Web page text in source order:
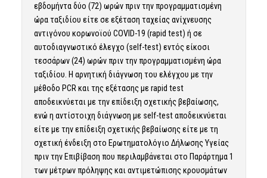
εβδομήντα δύο (72) ωρών πριν την προγραμματισμένη
ώρα ταξιδίου είτε σε εξέταση ταχείας ανίχνευσης
αντιγόνου κορωνοϊού COVID-19 (rapid test) ή σε
αυτοδιαγνωστικό έλεγχο (self-test) εντός είκοσι
τεσσάρων (24) ωρών πριν την προγραμματισμένη ώρα
ταξιδίου. Η αρνητική διάγνωση του ελέγχου με την
μέθοδο PCR και της εξέτασης με rapid test
αποδεικνύεται με την επίδειξη σχετικής βεβαίωσης,
ενώ η αντίστοιχη διάγνωση με self-test αποδεικνύεται
είτε με την επίδειξη σχετικής βεβαίωσης είτε με τη
σχετική ένδειξη στο Ερωτηματολόγιο Δήλωσης Υγείας
πριν την Επιβίβαση που περιλαμβάνεται στο Παράρτημα 1
των μέτρων πρόληψης και αντιμετώπισης κρουσμάτων